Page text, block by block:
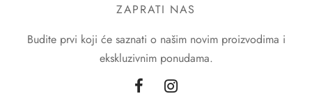
ZAPRATI NAS
Budite prvi koji će saznati o našim novim proizvodima i
ekskluzivnim ponudama.